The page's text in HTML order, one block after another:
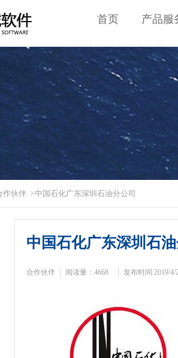
首页 产品服
作伙伴 > 中国石化广东深圳石油分公司
中国石化广东深圳石
合作伙伴 阅读量： 4668 发布时间:2019/4/